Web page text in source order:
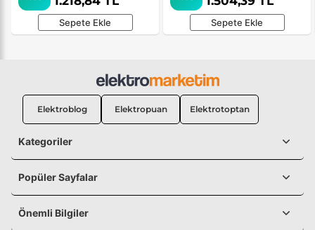
Sepete Ekle Sepete Ekle
Elektroblog Elektropuan Elektrotoptan
Kategoriler
Popüler Sayfalar
Önemli Bilgiler